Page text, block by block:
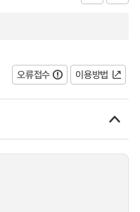
오류접수
이용방법